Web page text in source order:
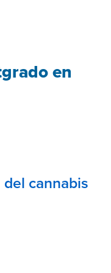
en
cannabis